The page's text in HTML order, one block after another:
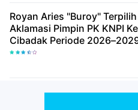
Royan Aries "Buroy"
Aklamasi Pimpin PK KNPI
Cibadak Periode
Wujudkan Pemuda Inovatif